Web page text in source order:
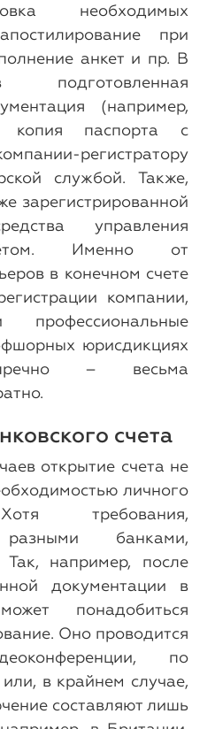
необходимых
при
анкет и пр. В
(например,
копия паспорта с
регистратору
службой. Также,
зарегистрированной
управления
Именно от
в конечном счете
компании,
юрисдикциях
– весьма
счета
открытие счета не
личного
требования,
разными банками,
Так, например, после
документации в
понадобиться
Оно проводится
по
в крайнем случае,
составляют лишь